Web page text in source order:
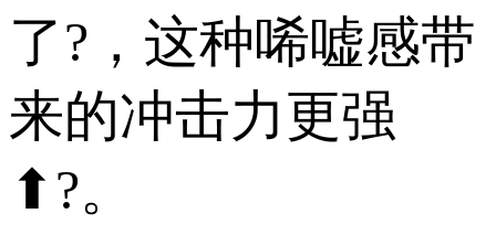
了?，这种唏嘘感带
来的冲击力更强
⬆?。